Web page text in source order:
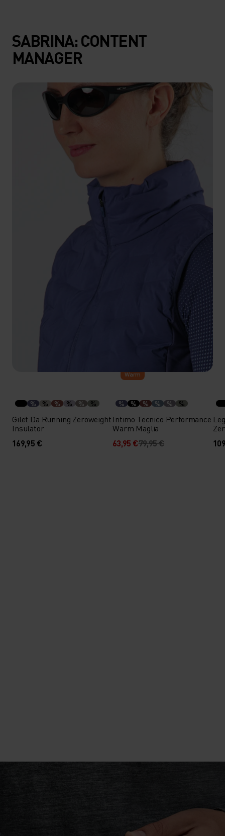
SABRINA: CONTENT
MANAGER
% % % % % %
Gilet Da Running Zeroweight
Insulator
169,95 €
Warm
% % % % % %
Intimo Tecnico Performance
Warm Maglia
63,95 €79,95 €